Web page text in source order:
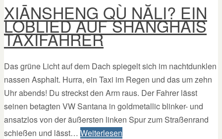
XIĀNSHENG QÙ NĂLI? EIN
LOBLIED AUF SHANGHAIS
TAXIFAHRER
Das grüne Licht auf dem Dach spiegelt sich im nachtdunklen
nassen Asphalt. Hurra, ein Taxi im Regen und das um zehn
Uhr abends! Du streckst den Arm raus. Der Fahrer lässt
seinen betagten VW Santana in goldmetallic blinker- und
ansatzlos von der äußersten linken Spur zum Straßenrand
schießen und lässt… Weiterlesen